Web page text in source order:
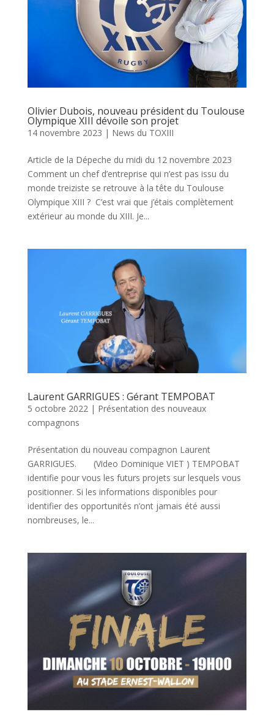
Olivier Dubois, nouveau président du Toulouse
Olympique XIII dévoile son projet
14 novembre 2023 | News du TOXIII
Article de la Dépeche du midi du 12 novembre 2023
Comment un chef d’entreprise qui n’est pas issu du
monde treiziste se retrouve à la tête du Toulouse
Olympique XIII ? C’est vrai que j’étais complètement
extérieur au monde du XIII. Je...
Laurent GARRIGUES : Gérant TEMPOBAT
5 octobre 2022 | Présentation des nouveaux
compagnons
Présentation du nouveau compagnon Laurent
GARRIGUES. (Video Dominique VIET ) TEMPOBAT
identifie pour vous les futurs projets sur lesquels vous
positionner. Si les informations disponibles pour
identifier des opportunités n’ont jamais été aussi
nombreuses, le...